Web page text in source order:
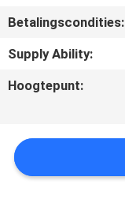
GEVALLEN
SITEMAP
PRIVACY
POLICY
Betalingscondities:
Supply Ability:
Hoogtepunt: